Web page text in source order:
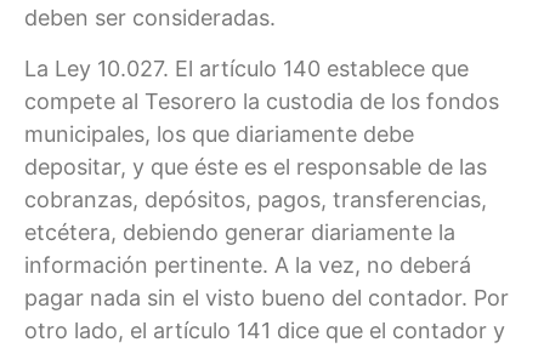
deben ser consideradas.
La Ley 10.027. El artículo 140 establece que
compete al Tesorero la custodia de los fondos
municipales, los que diariamente debe
depositar, y que éste es el responsable de las
cobranzas, depósitos, pagos, transferencias,
etcétera, debiendo generar diariamente la
información pertinente. A la vez, no deberá
pagar nada sin el visto bueno del contador. Por
otro lado, el artículo 141 dice que el contador y